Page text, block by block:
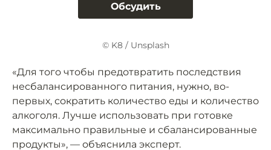
Обсудить
© K8 / Unsplash
«Для того чтобы предотвратить последствия
несбалансированного питания, нужно, во-
первых, сократить количество еды и количество
алкоголя. Лучше использовать при готовке
максимально правильные и сбалансированные
продукты», — объяснила эксперт.